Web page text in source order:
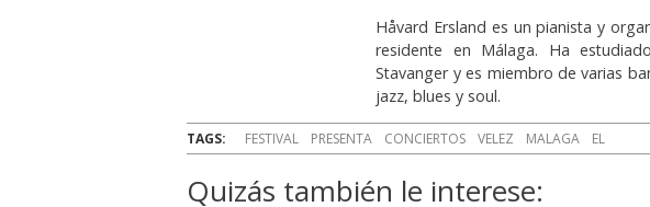
Håvard Ersland es un pianista y
residente en Málaga. Ha
Stavanger y es miembro de varias
jazz, blues y soul.
TAGS: FESTIVAL PRESENTA CONCIERTOS VELEZ MALAGA EL
Quizás también le interese: